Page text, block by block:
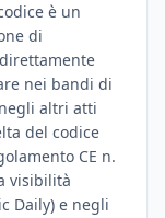
è un
di
nei bandi di
altri atti
del codice
CE n.
visibilità
Daily) e negli